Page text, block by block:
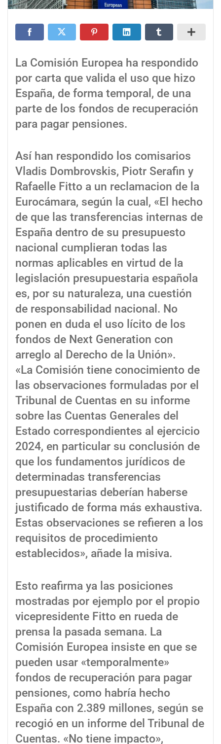
La Comisión Europea ha respondido
por carta que valida el uso que hizo
España, de forma temporal, de una
parte de los fondos de recuperación
para pagar pensiones.
Así han respondido los comisarios
Vladis Dombrovskis, Piotr Serafin y
Rafaelle Fitto a un reclamacion de la
Eurocámara, según la cual, «El hecho
de que las transferencias internas de
España dentro de su presupuesto
nacional cumplieran todas las
normas aplicables en virtud de la
legislación presupuestaria española
es, por su naturaleza, una cuestión
de responsabilidad nacional. No
ponen en duda el uso lícito de los
fondos de Next Generation con
arreglo al Derecho de la Unión».
«La Comisión tiene conocimiento de
las observaciones formuladas por el
Tribunal de Cuentas en su informe
sobre las Cuentas Generales del
Estado correspondientes al ejercicio
2024, en particular su conclusión de
que los fundamentos jurídicos de
determinadas transferencias
presupuestarias deberían haberse
justificado de forma más exhaustiva.
Estas observaciones se refieren a los
requisitos de procedimiento
establecidos», añade la misiva.
Esto reafirma ya las posiciones
mostradas por ejemplo por el propio
vicepresidente Fitto en rueda de
prensa la pasada semana. La
Comisión Europea insiste en que se
pueden usar «temporalmente»
fondos de recuperación para pagar
pensiones, como habría hecho
España con 2.389 millones, según se
recogió en un informe del Tribunal de
Cuentas. «No tiene impacto»,